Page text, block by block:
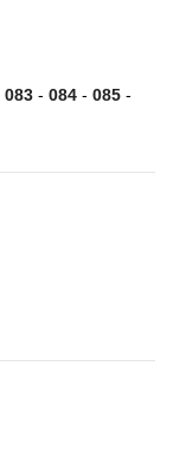
083 - 084 - 085 -